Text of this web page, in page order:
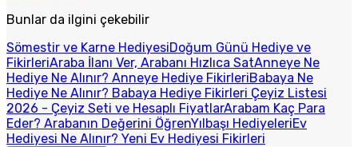
Bunlar da ilgini çekebilir
Sömestir ve Karne HediyesiDoğum Günü Hediye ve
FikirleriAraba İlanı Ver, Arabanı Hızlıca SatAnneye Ne
Hediye Ne Alınır? Anneye Hediye FikirleriBabaya Ne
Hediye Ne Alınır? Babaya Hediye Fikirleri Çeyiz Listesi
2026 - Çeyiz Seti ve Hesaplı FiyatlarArabam Kaç Para
Eder? Arabanın Değerini ÖğrenYılbaşı HediyeleriEv
Hediyesi Ne Alınır? Yeni Ev Hediyesi Fikirleri